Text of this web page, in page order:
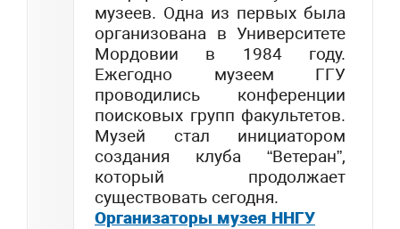
музеев. Одна из первых была
организована в Университете
Мордовии в 1984 году.
Ежегодно музеем ГГУ
проводились конференции
поисковых групп факультетов.
Музей стал инициатором
создания клуба “Ветеран”,
который продолжает
существовать сегодня.
Организаторы музея ННГУ